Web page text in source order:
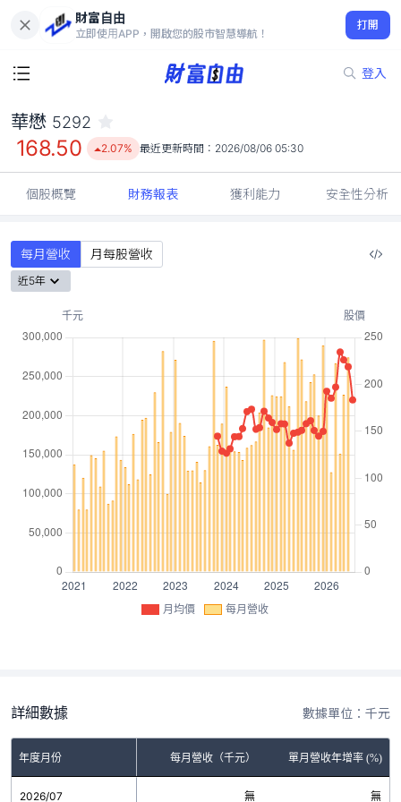
財富自由
立即使用APP，開啟您的股市智慧導航！
打開
登入
168.50
2.07%
華懋 5292
168.50 2.07% 最近更新時間： 2026/08/06 05:30
個股概覽 財務報表 獲利能力 安全性分析
每月營收 月每股營收
近5年
月均價 每月營收
詳細數據 數據單位：千元
年度月份 每月營收（千元） 單月營收年增率 (%)
2026/07 無 無